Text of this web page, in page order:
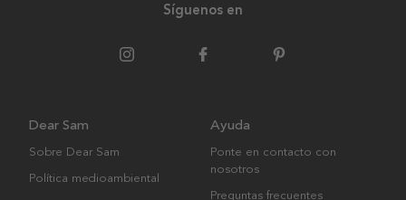
Síguenos en
Dear Sam
Sobre Dear Sam
Política medioambiental
Ayuda
Ponte en contacto con
nosotros
Preguntas frecuentes